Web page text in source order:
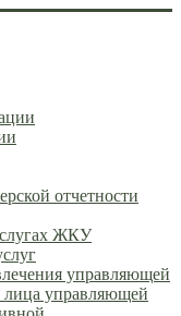
отчетности
ЖКУ
управляющей
лица управляющей